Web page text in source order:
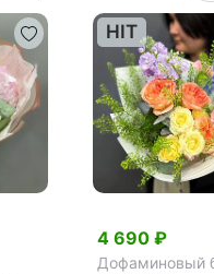
HIT
4 690 ₽
Дофаминовый